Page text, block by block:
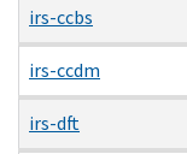
irs-ccbs
irs-ccdm
irs-dft